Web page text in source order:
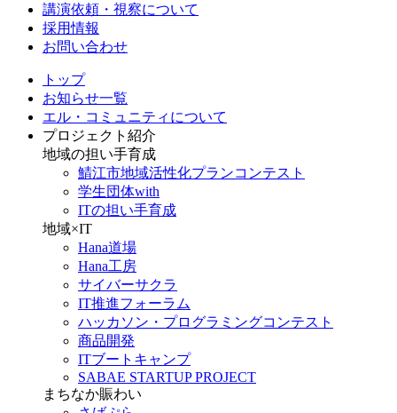
講演依頼・視察について
採用情報
お問い合わせ
トップ
お知らせ一覧
エル・コミュニティについて
プロジェクト紹介
地域の担い手育成
鯖江市地域活性化プランコンテスト
学生団体with
ITの担い手育成
地域×IT
Hana道場
Hana工房
サイバーサクラ
IT推進フォーラム
ハッカソン・プログラミングコンテスト
商品開発
ITブートキャンプ
SABAE STARTUP PROJECT
まちなか賑わい